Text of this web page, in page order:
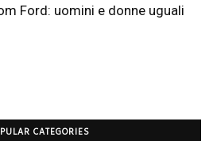
Ford: uomini e donne uguali
CATEGORIES